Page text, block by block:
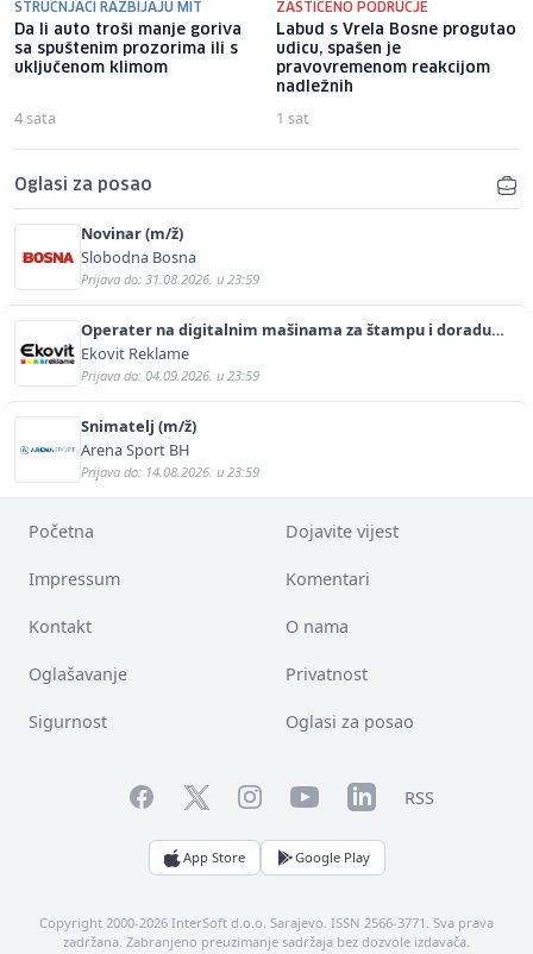
STRUČNJACI RAZBIJAJU MIT
Da li auto troši manje goriva
sa spuštenim prozorima ili s
uključenom klimom
4 sata
ZAŠTIĆENO PODRUČJE
Labud s Vrela Bosne progutao
udicu, spašen je
pravovremenom reakcijom
nadležnih
1 sat
Oglasi za posao
Novinar (m/ž)
Slobodna Bosna
Prijava do: 31.08.2026. u 23:59
Operater na digitalnim mašinama za štampu i doradu
(m/ž)
Ekovit Reklame
Prijava do: 04.09.2026. u 23:59
Snimatelj (m/ž)
Arena Sport BH
Prijava do: 14.08.2026. u 23:59
Početna Dojavite vijest
Impressum Komentari
Kontakt O nama
Oglašavanje Privatnost
Sigurnost Oglasi za posao
FacebookTwitterInstagramYouTubeLinkedInRSS
App Store Google Play
Copyright 2000-2026 InterSoft d.o.o. Sarajevo. ISSN 2566-3771. Sva prava
zadržana. Zabranjeno preuzimanje sadržaja bez dozvole izdavača.